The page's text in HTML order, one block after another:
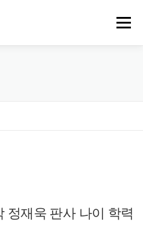
메뉴
정재욱 판사 나이 학력